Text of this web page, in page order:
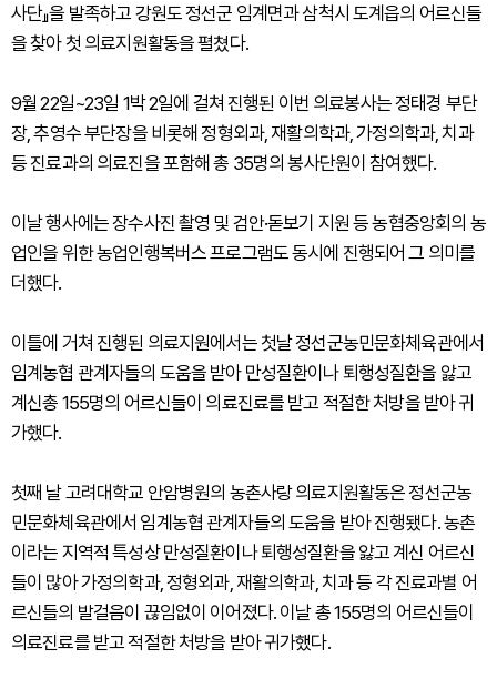
사단』을 발족하고 강원도 정선군 임계면과 삼척시 도계읍의 어르신들
을 찾아 첫 의료지원활동을 펼쳤다.
9월 22일~23일 1박 2일에 걸쳐 진행된 이번 의료봉사는 정태경 부단
장, 추영수 부단장을 비롯해 정형외과, 재활의학과, 가정의학과, 치과
등 진료과의 의료진을 포함해 총 35명의 봉사단원이 참여했다.
이날 행사에는 장수사진 촬영 및 검안·돋보기 지원 등 농협중앙회의 농
업인을 위한 농업인행복버스 프로그램도 동시에 진행되어 그 의미를
더했다.
이틀에 거쳐 진행된 의료지원에서는 첫날 정선군농민문화체육관에서
임계농협 관계자들의 도움을 받아 만성질환이나 퇴행성질환을 앓고
계신총 155명의 어르신들이 의료진료를 받고 적절한 처방을 받아 귀
가했다.
첫째 날 고려대학교 안암병원의 농촌사랑 의료지원활동은 정선군농
민문화체육관에서 임계농협 관계자들의 도움을 받아 진행됐다. 농촌
이라는 지역적 특성상 만성질환이나 퇴행성질환을 앓고 계신 어르신
들이 많아 가정의학과, 정형외과, 재활의학과, 치과 등 각 진료과별 어
르신들의 발걸음이 끊임없이 이어졌다. 이날 총 155명의 어르신들이
의료진료를 받고 적절한 처방을 받아 귀가했다.